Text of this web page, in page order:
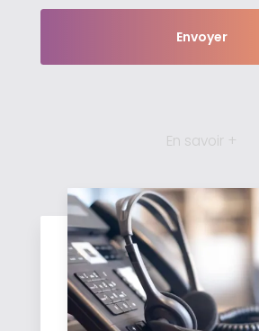
En savoir +